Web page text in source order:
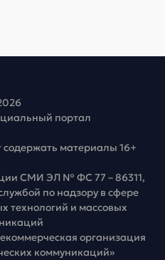
портал
материалы 16+
СМИ ЭЛ № ФС 77 – 86311,
по надзору в сфере
технологий и массовых
организация
коммуникаций»